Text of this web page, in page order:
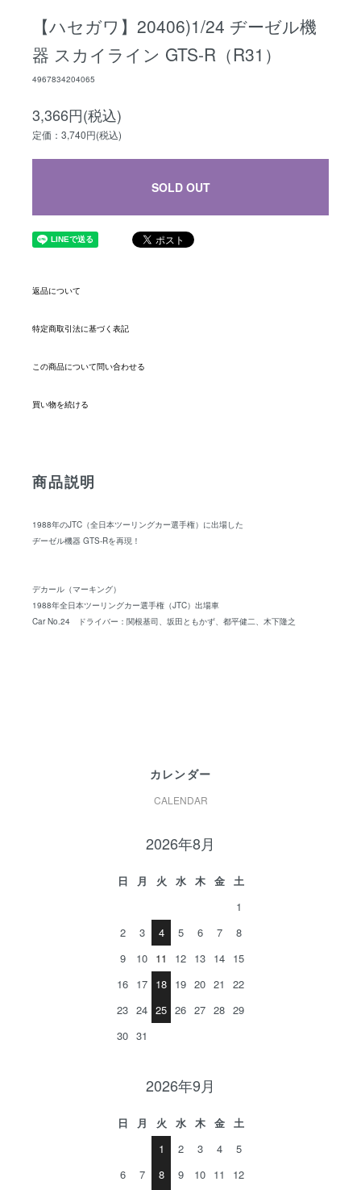
【ハセガワ】20406)1/24 ヂーゼル機
器 スカイライン GTS-R（R31）
4967834204065
3,366円(税込)
定価：3,740円(税込)
SOLD OUT
返品について
特定商取引法に基づく表記
この商品について問い合わせる
買い物を続ける
商品説明
1988年のJTC（全日本ツーリングカー選手権）に出場した
ヂーゼル機器 GTS-Rを再現！
デカール（マーキング）
1988年全日本ツーリングカー選手権（JTC）出場車
Car No.24 ドライバー：関根基司、坂田ともかず、都平健二、木下隆之
カレンダー
CALENDAR
2026年8月
日 月 火 水 木 金
土
1
2
3 4 5 6 7
8
9
10 11 12 13 14 15
16 17 18 19 20 21
22
23 24 25 26 27 28 29
30 31
2026年9月
日 月 火 水 木 金
土
1
2 3 4
5
6
7 8 9 10 11
12